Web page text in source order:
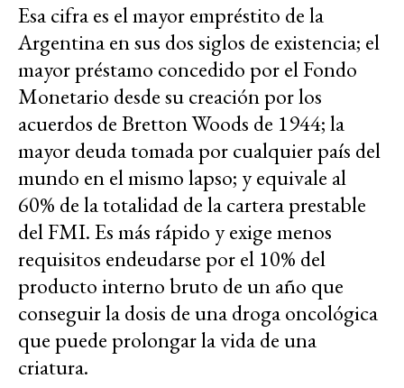
Esa cifra es el mayor empréstito de la
Argentina en sus dos siglos de existencia; el
mayor préstamo concedido por el Fondo
Monetario desde su creación por los
acuerdos de Bretton Woods de 1944; la
mayor deuda tomada por cualquier país del
mundo en el mismo lapso; y equivale al
60% de la totalidad de la cartera prestable
del FMI. Es más rápido y exige menos
requisitos endeudarse por el 10% del
producto interno bruto de un año que
conseguir la dosis de una droga oncológica
que puede prolongar la vida de una
criatura.